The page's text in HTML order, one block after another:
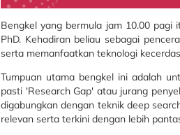
Bengkel yang bermula jam 10.00 pagi
PhD. Kehadiran beliau sebagai
serta memanfaatkan teknologi
Tumpuan utama bengkel ini adalah
pasti 'Research Gap' atau jurang
digabungkan dengan teknik deep
relevan serta terkini dengan lebih